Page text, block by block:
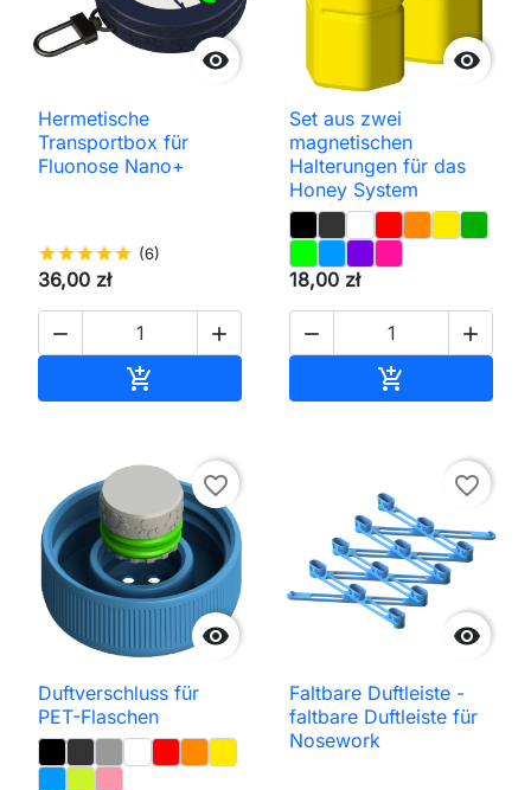

Hermetische
Transportbox für
Fluonose Nano+
starstarstarstarstar (6)
36,00 zł
 


Set aus zwei
magnetischen
Halterungen für das
Honey System
18,00 zł
 


favorite_border
Duftverschluss für
PET-Flaschen

favorite_border
Faltbare Duftleiste -
faltbare Duftleiste für
Nosework